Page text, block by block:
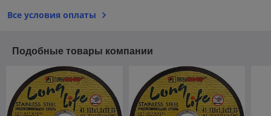
Все условия оплаты
Подобные товары компании